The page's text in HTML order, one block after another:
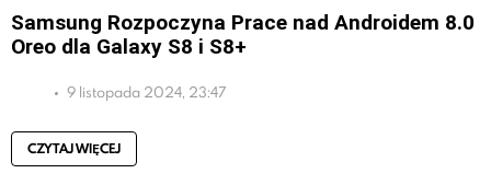
Samsung Rozpoczyna Prace nad Androidem 8.0
Oreo dla Galaxy S8 i S8+
9 listopada 2024, 23:47
CZYTAJ WIĘCEJ